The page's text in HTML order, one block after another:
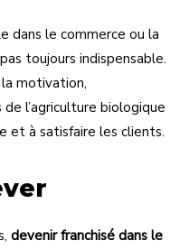
dans le commerce ou la
toujours indispensable.
motivation,
l’agriculture biologique
et à satisfaire les clients.
devenir franchisé dans le